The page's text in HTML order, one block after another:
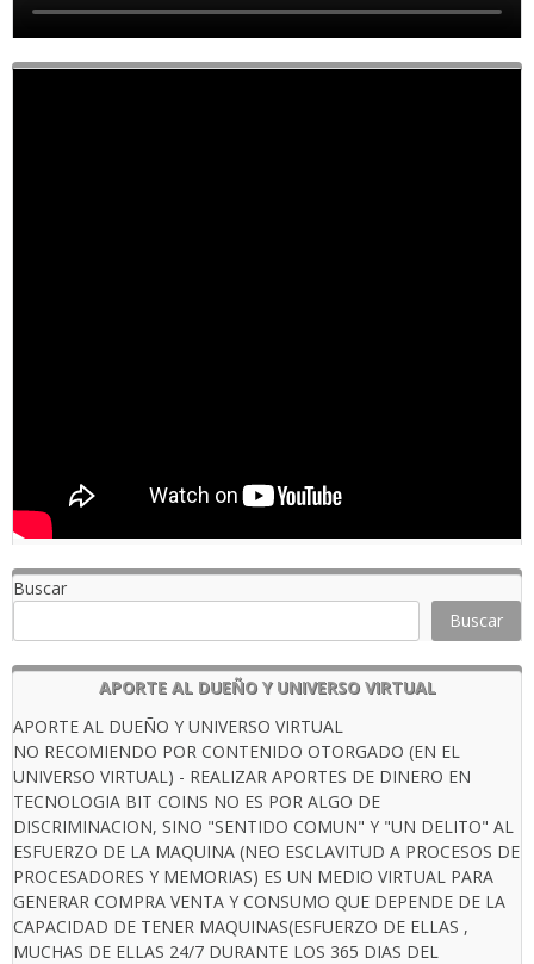
Buscar
Buscar
APORTE AL DUEÑO Y UNIVERSO VIRTUAL
APORTE AL DUEÑO Y UNIVERSO VIRTUAL
NO RECOMIENDO POR CONTENIDO OTORGADO (EN EL
UNIVERSO VIRTUAL) - REALIZAR APORTES DE DINERO EN
TECNOLOGIA BIT COINS NO ES POR ALGO DE
DISCRIMINACION, SINO "SENTIDO COMUN" Y "UN DELITO" AL
ESFUERZO DE LA MAQUINA (NEO ESCLAVITUD A PROCESOS DE
PROCESADORES Y MEMORIAS) ES UN MEDIO VIRTUAL PARA
GENERAR COMPRA VENTA Y CONSUMO QUE DEPENDE DE LA
CAPACIDAD DE TENER MAQUINAS(ESFUERZO DE ELLAS ,
MUCHAS DE ELLAS 24/7 DURANTE LOS 365 DIAS DEL